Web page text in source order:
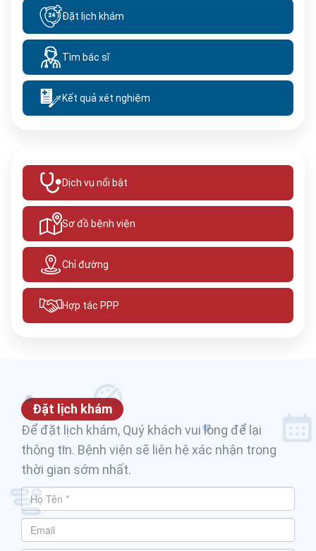
Đặt lịch khám
Tìm bác sĩ
Kết quả xét nghiệm
Dịch vụ nổi bật
Sơ đồ bệnh viện
Chỉ đường
Hợp tác PPP
Đặt lịch khám
Để đặt lịch khám, Quý khách vui lòng để lại
thông tin. Bệnh viện sẽ liên hệ xác nhận trong
thời gian sớm nhất.